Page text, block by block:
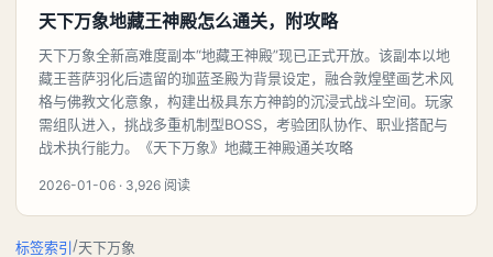
天下万象地藏王神殿怎么通关，附攻略
天下万象全新高难度副本“地藏王神殿”现已正式开放。该副本以地
藏王菩萨羽化后遗留的珈蓝圣殿为背景设定，融合敦煌壁画艺术风
格与佛教文化意象，构建出极具东方神韵的沉浸式战斗空间。玩家
需组队进入，挑战多重机制型BOSS，考验团队协作、职业搭配与
战术执行能力。《天下万象》地藏王神殿通关攻略
2026-01-06 · 3,926 阅读
标签索引/天下万象